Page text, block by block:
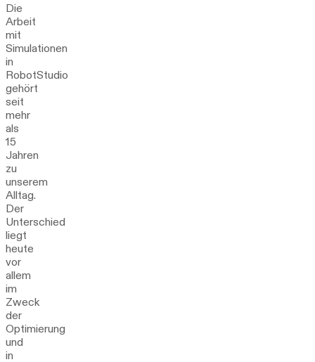
Die
Arbeit
mit
Simulationen
in
RobotStudio
gehört
seit
mehr
als
15
Jahren
zu
unserem
Alltag.
Der
Unterschied
liegt
heute
vor
allem
im
Zweck
der
Optimierung
und
in